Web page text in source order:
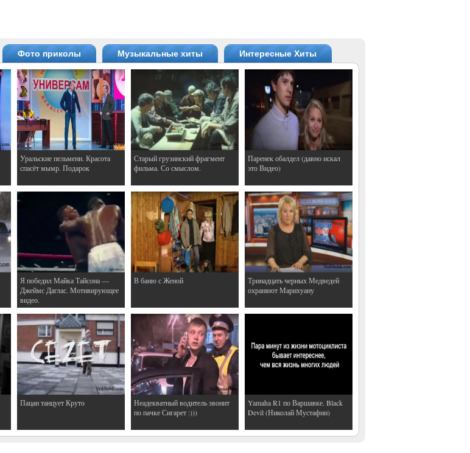
Фото приколы Музыкальные хиты Интересные Хиты
Уральские пельмени. Красота
спасёт мымр. Подарок
Старый грузинский фрагмент
фильма. Со смыслом.
Паренек обалдел (давно искал
это Видео)
Я победил Майка Тайсона —
Джеймс Даглас. Мотивирующее
видео.
В баню с Женой
Тринадцать черных Медведей
охраняют Марихуану
Пацан танцует Круто
Неадекватный водитель звонит
по пачке Сигарет :)))
Yamaha R1 по Варшавке. Black
Devil (Николай Мустафин)